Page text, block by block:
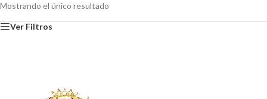
Mostrando el único resultado
Ver Filtros